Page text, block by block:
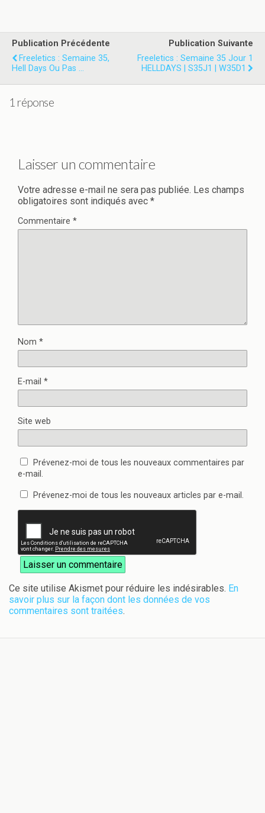
Publication Précédente
Freeletics : Semaine 35,
Hell Days Ou Pas ...
Publication Suivante
Freeletics : Semaine 35 Jour 1
HELLDAYS | S35J1 | W35D1
1 réponse
Laisser un commentaire
Votre adresse e-mail ne sera pas publiée. Les champs
obligatoires sont indiqués avec *
Commentaire *
Nom *
E-mail *
Site web
Prévenez-moi de tous les nouveaux commentaires par
e-mail.
Prévenez-moi de tous les nouveaux articles par e-mail.
Ce site utilise Akismet pour réduire les indésirables. En
savoir plus sur la façon dont les données de vos
commentaires sont traitées.